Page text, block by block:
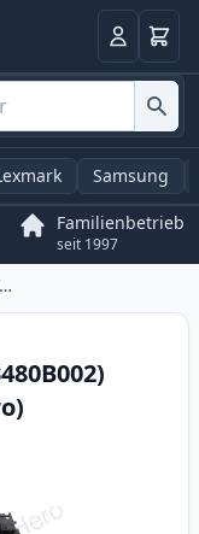
Anmelden
Samsung
Familienbetrieb
seit 1997
5 stück Canon CRG 719H (3480B002) Schwarz XL Toner (Ink Hero)